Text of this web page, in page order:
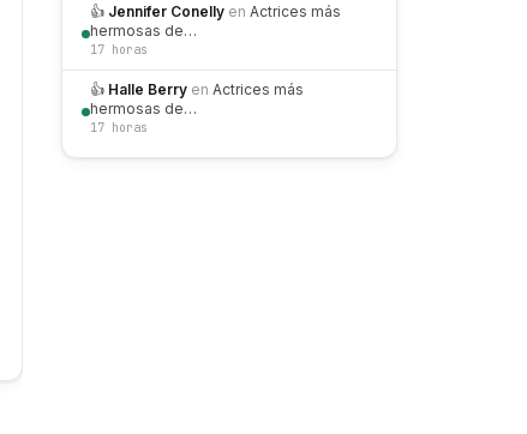
👍 Jennifer Conelly en Actrices más
hermosas de…
17 horas
👍 Halle Berry en Actrices más
hermosas de…
17 horas